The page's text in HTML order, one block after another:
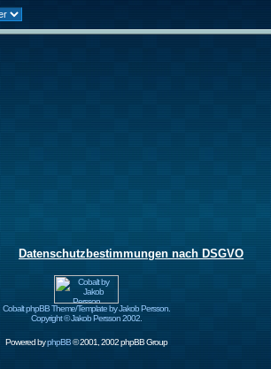
Datenschutzbestimmungen nach DSGVO
Cobalt phpBB Theme/Template by Jakob Persson.
Copyright © Jakob Persson 2002.
Powered byphpBB© 2001, 2002 phpBB Group